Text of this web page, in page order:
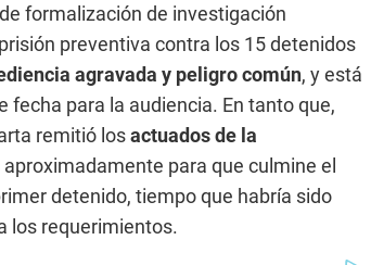
formalización de investigación
preventiva contra los 15 detenidos
agravada y peligro común, y está
fecha para la audiencia. En tanto que,
remitió losactuados de la
para que culmine el
detenido, tiempo que habría sido
los requerimientos.